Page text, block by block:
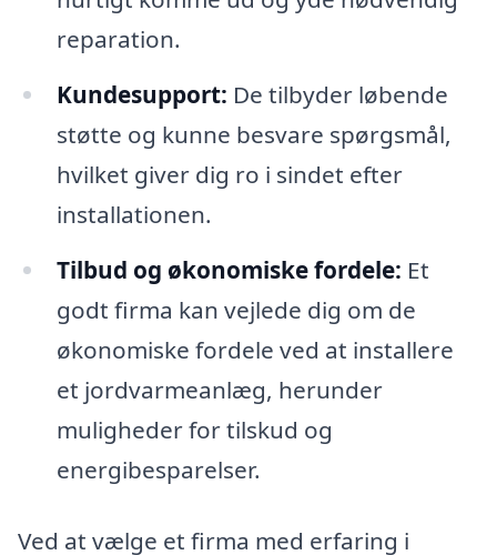
reparation.
Kundesupport: De tilbyder løbende
støtte og kunne besvare spørgsmål,
hvilket giver dig ro i sindet efter
installationen.
Tilbud og økonomiske fordele: Et
godt firma kan vejlede dig om de
økonomiske fordele ved at installere
et jordvarmeanlæg, herunder
muligheder for tilskud og
energibesparelser.
Ved at vælge et firma med erfaring i